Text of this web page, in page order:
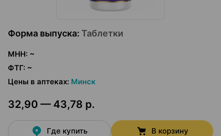
Форма выпуска: Таблетки
МНН: ~
ФТГ: ~
Цены в аптеках: Минск
32,90 — 43,78 р.
Где купить В корзину